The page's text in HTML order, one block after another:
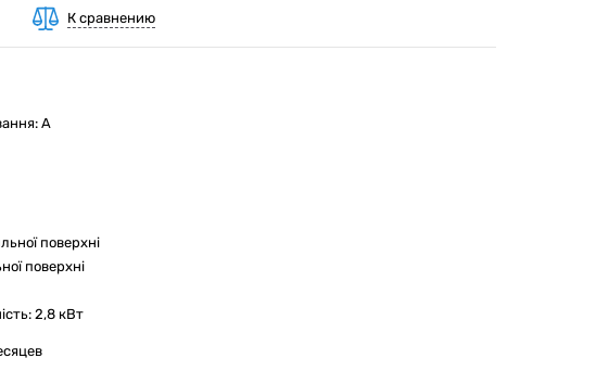
К сравнению
А
поверхні
поверхні
2,8 кВт